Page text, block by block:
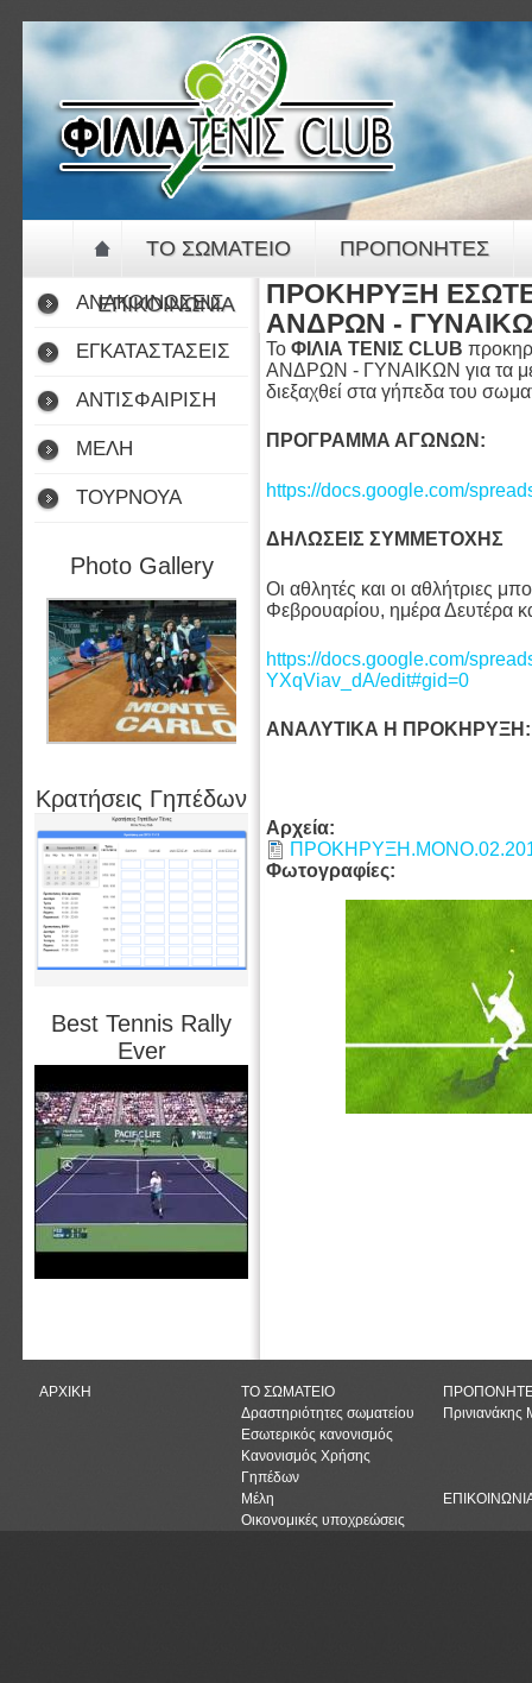
ΠΡΟΚΗΡΥΞΗ
ΑΝΔΡΩΝ -
Το ΦΙΛΙΑ ΤΕΝΙΣ CLUB
ΑΝΔΡΩΝ - ΓΥΝΑΙΚΩΝ για τα
διεξαχθεί στα γήπεδα του
ΠΡΟΓΡΑΜΜΑ ΑΓΩΝΩΝ:
https://docs.google.com/
ΔΗΛΩΣΕΙΣ ΣΥΜΜΕΤΟΧΗΣ
Οι αθλητές και οι αθλήτριες
Φεβρουαρίου, ημέρα Δευτέρα
https://docs.google.com/
YXqViav_dA/edit#gid=0
ΑΝΑΛΥΤΙΚΑ Η ΠΡΟΚΗΡΥΞΗ:
Αρχεία:
Φωτογραφίες:
ΤΟ ΣΩΜΑΤΕΙΟ ΠΡΟΠΟΝΗΤΕΣ
ΕΠΙΚΟΙΝΩΝΙΑ
ΑΝΑΚΟΙΝΩΣΕΙΣ
ΕΓΚΑΤΑΣΤΑΣΕΙΣ
ΑΝΤΙΣΦΑΙΡΙΣΗ
ΜΕΛΗ
ΤΟΥΡΝΟΥΑ
Photo Gallery
Κρατήσεις Γηπέδων
Best Tennis Rally
Ever
ΑΡΧΙΚΗ
ΤΟ ΣΩΜΑΤΕΙΟ
Δραστηριότητες σωματείου
Εσωτερικός κανονισμός
Κανονισμός Χρήσης
Γηπέδων
Μέλη
Οικονομικές υποχρεώσεις
Πρινιανάκης